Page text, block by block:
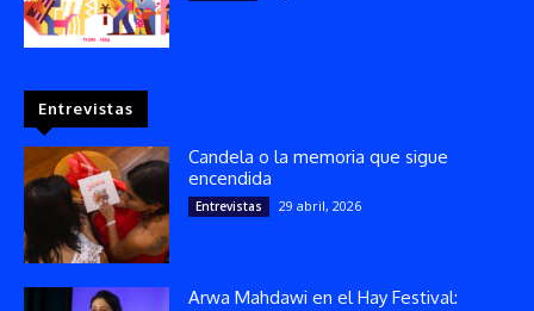
Entrevistas
Candela o la memoria que sigue
encendida
Entrevistas 29 abril, 2026
Arwa Mahdawi en el Hay Festival: